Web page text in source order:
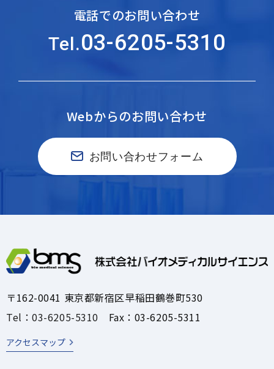
電話でのお問い合わせ
Tel.03-6205-5310
Webからのお問い合わせ
お問い合わせフォーム
〒162-0041 東京都新宿区早稲田鶴巻町530
Tel：03-6205-5310 Fax：03-6205-5311
アクセスマップ